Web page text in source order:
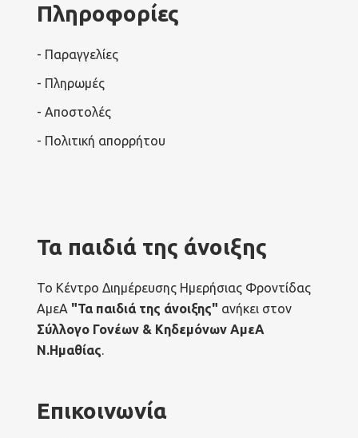
Πληροφορίες
- Παραγγελίες
- Πληρωμές
- Αποστολές
- Πολιτική απορρήτου
Τα παιδιά της άνοιξης
Το Κέντρο Διημέρευσης Ημερήσιας Φροντίδας
ΑμεΑ "Τα παιδιά της άνοιξης" ανήκει στον
Σύλλογο Γονέων & Κηδεμόνων ΑμεΑ
Ν.Ημαθίας.
Επικοινωνία